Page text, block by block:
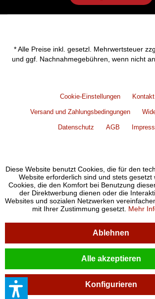
* Alle Preise inkl. gesetzl. Mehrwertsteuer
und ggf. Nachnahmegebühren, wenn nicht
Cookie-Einstellungen Kontakt
Versand und Zahlungsbedingungen
Datenschutz AGB
Diese Website benutzt Cookies, die für den
Website erforderlich sind und stets gesetzt
Cookies, die den Komfort bei Benutzung
der Direktwerbung dienen oder die
Websites und sozialen Netzwerken
mit Ihrer Zustimmung gesetzt. Mehr
Ablehnen
Alle akzeptieren
Konfigurieren